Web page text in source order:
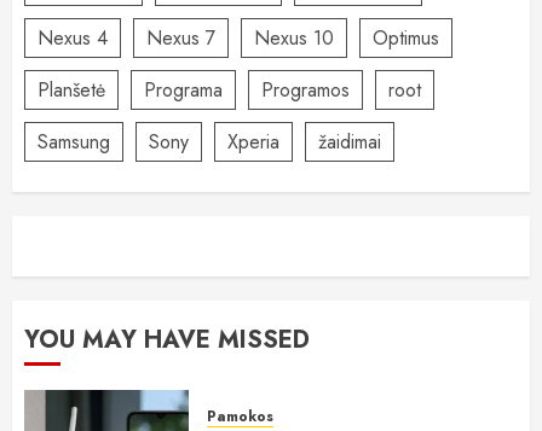
Nexus 4
Nexus 7 Nexus 10
Optimus
Planšetė
Programa Programos
root
Samsung
Sony Xperia žaidimai
YOU MAY HAVE MISSED
Pamokos